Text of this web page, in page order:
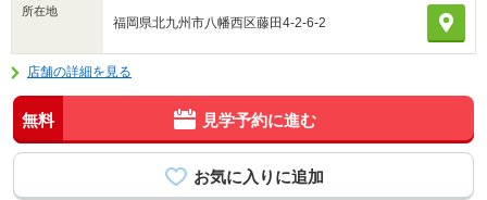
所在地
福岡県北九州市八幡西区藤田4-2-6-2
店舗の詳細を見る
無料 見学予約に進む